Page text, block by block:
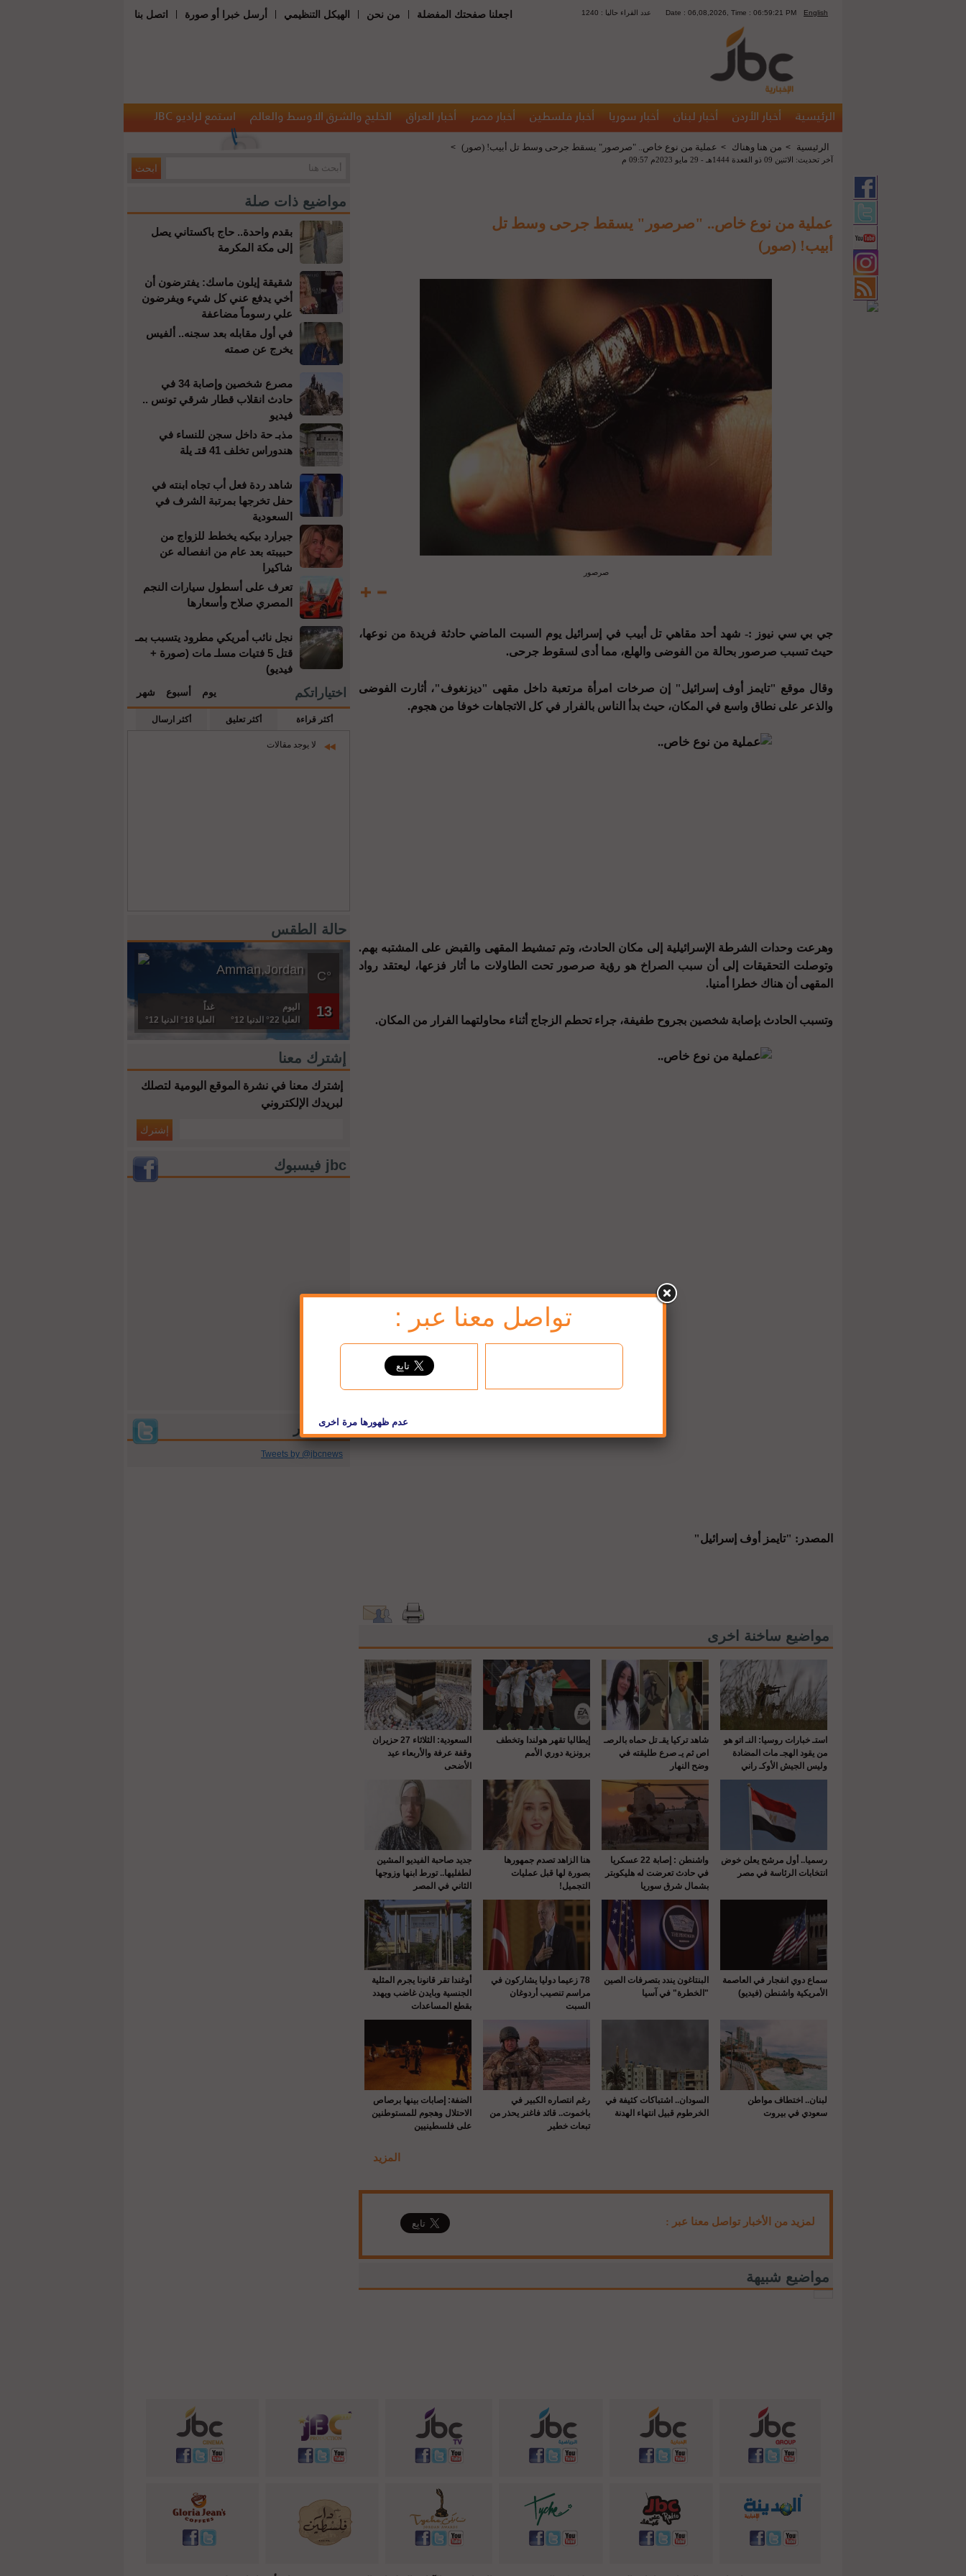
اجعلنا صفحتك المفضلة من نحن الهيكل التنظيمي أرسل خبرا أو صورة اتصل بنا English
Date : 06,08,2026, Time : 06:59:21 PM 1240 : عدد القراء حاليا
الرئيسية أخبار الأردن أخبار لبنان أخبار سوريا أخبار فلسطين أخبار مصر أخبار العراق الخليج والشرق الاوسط والعالم استمع لراديو JBC
مواضيع ذات صلة
بقدم واحدة.. حاج باكستاني يصل
إلى مكة المكرمة
شقيقة إيلون ماسك: يفترضون أن
أخي يدفع عني كل شيء ويفرضون
علي رسوماً مضاعفة
في أول مقابله بعد سجنه.. ألفيس
يخرج عن صمته
مصرع شخصين وإصابة 34 في
حادث انقلاب قطار شرقي تونس ..
فيديو
مذبـ حة داخل سجن للنساء في
هندوراس تخلف 41 قتـ يلة
شاهد ردة فعل أب تجاه ابنته في
حفل تخرجها بمرتبة الشرف في
السعودية
جيرارد بيكيه يخطط للزواج من
حبيبته بعد عام من انفصاله عن
شاكيرا
تعرف على أسطول سيارات النجم
المصري صلاح وأسعارها
نجل نائب أمريكي مطرود يتسبب بمـ
قتل 5 فتيات مسلـ مات (صورة +
فيديو)
اختياراتكم يوم أسبوع شهر
أكثر قراءة أكثر تعليق أكثر ارسال
لا يوجد مقالات
حالة الطقس
°C
Amman,Jordan
13
اليوم
العليا 22° الدنيا 12°
غداً
العليا 18° الدنيا 12°
إشترك معنا
إشترك معنا في نشرة الموقع اليومية لتصلك
لبريدك الإلكتروني
jbc فيسبوك
jbc تويتر
Tweets by @jbcnews
الرئيسية > من هنا وهناك > عملية من نوع خاص.. "صرصور" يسقط جرحى وسط تل أبيب! (صور) >
آخر تحديث: الاثنين 09 ذو القعدة 1444هـ - 29 مايو 2023م 09:57 م
عملية من نوع خاص.. "صرصور" يسقط جرحى وسط تل
أبيب! (صور)
صرصور
جي بي سي نيوز :- شهد أحد مقاهي تل أبيب في إسرائيل يوم السبت الماضي حادثة فريدة من نوعها،
حيث تسبب صرصور بحالة من الفوضى والهلع، مما أدى لسقوط جرحى.
وقال موقع "تايمز أوف إسرائيل" إن صرخات امرأة مرتعبة داخل مقهى "ديزنغوف"، أثارت الفوضى
والذعر على نطاق واسع في المكان، حيث بدأ الناس بالفرار في كل الاتجاهات خوفا من هجوم.
وهرعت وحدات الشرطة الإسرائيلية إلى مكان الحادث، وتم تمشيط المقهى والقبض على المشتبه بهم.
وتوصلت التحقيقات إلى أن سبب الصراخ هو رؤية صرصور تحت الطاولات ما أثار فزعها، ليعتقد رواد
المقهى أن هناك خطرا أمنيا.
وتسبب الحادث بإصابة شخصين بجروح طفيفة، جراء تحطم الزجاج أثناء محاولتهما الفرار من المكان.
المصدر: "تايمز أوف إسرائيل"
مواضيع ساخنة اخرى
استـ خبارات روسيا: النـ اتو هو
من يقود الهجـ مات المضادة
وليس الجيش الأوكـ راني
شاهد تركيا يقـ تل حماه بالرصـ
اص ثم يـ صرع طليقته في
وضح النهار
إيطاليا تقهر هولندا وتخطف
برونزية دوري الأمم
السعودية: الثلاثاء 27 حزيران
وقفة عرفة والأربعاء عيد
الأضحى
رسميا.. أول مرشح يعلن خوض
انتخابات الرئاسة في مصر
واشنطن : إصابة 22 عسكريا
في حادث تعرضت له هليكوبتر
بشمال شرق سوريا
هنا الزاهد تصدم جمهورها
بصورة لها قبل عمليات
التجميل!
جديد صاحبة الفيديو المشين
لطفليها.. تورط ابنها وزوجها
الثاني في المصر
سماع دوي انفجار في العاصمة
الأمريكية واشنطن (فيديو)
البنتاغون يندد بتصرفات الصين
"الخطرة" في آسيا
78 زعيما دوليا يشاركون في
مراسم تنصيب أردوغان
السبت
أوغندا تقر قانونا يجرم المثلية
الجنسية وبايدن غاضب ويهدد
بقطع المساعدات
لبنان.. اختطاف مواطن
سعودي في بيروت
السودان.. اشتباكات كثيفة في
الخرطوم قبيل انتهاء الهدنة
رغم انتصاره الكبير في
باخموت.. قائد فاغنر يحذر من
تبعات خطير
الضفة: إصابات بينها برصاص
الاحتلال وهجوم للمستوطنين
على فلسطينيين
المزيد
لمزيد من الأخبار تواصل معنا عبر :
مواضيع شبيهة
تواصل معنا عبر :